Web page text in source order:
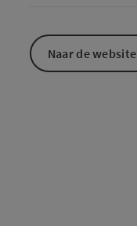
Naar de website